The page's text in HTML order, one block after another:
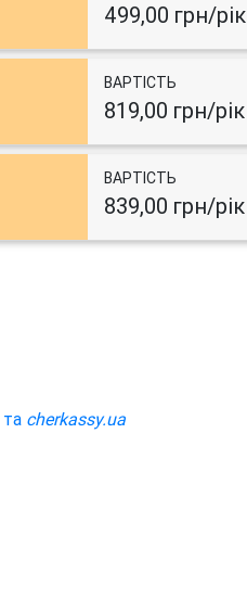
499,00 грн/рік
ВАРТІСТЬ
819,00 грн/рік
ВАРТІСТЬ
839,00 грн/рік
та cherkassy.ua